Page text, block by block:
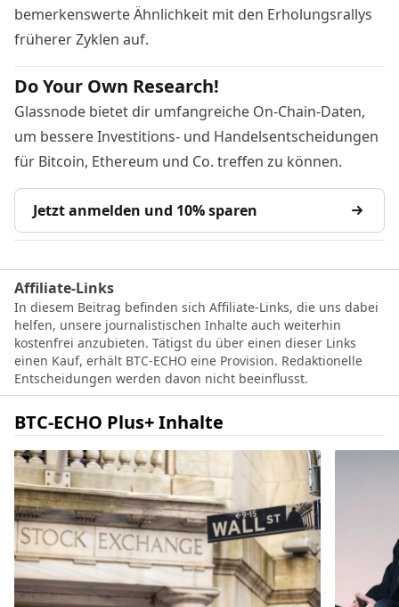
bemerkenswerte Ähnlichkeit mit den Erholungsrallys
früherer Zyklen auf.
Do Your Own Research!
Glassnode bietet dir umfangreiche On-Chain-Daten,
um bessere Investitions- und Handelsentscheidungen
für Bitcoin, Ethereum und Co. treffen zu können.
Jetzt anmelden und 10% sparen
Affiliate-Links
In diesem Beitrag befinden sich Affiliate-Links, die uns dabei
helfen, unsere journalistischen Inhalte auch weiterhin
kostenfrei anzubieten. Tätigst du über einen dieser Links
einen Kauf, erhält BTC-ECHO eine Provision. Redaktionelle
Entscheidungen werden davon nicht beeinflusst.
BTC-ECHO Plus+ Inhalte